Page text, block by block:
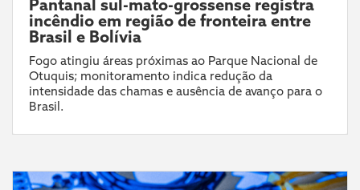
Pantanal sul-mato-grossense registra
incêndio em região de fronteira entre
Brasil e Bolívia
Fogo atingiu áreas próximas ao Parque Nacional de
Otuquis; monitoramento indica redução da
intensidade das chamas e ausência de avanço para o
Brasil.